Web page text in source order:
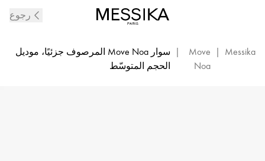
المرصع
رجوع
Messika
|
Move
Noa
|
سوار Move Noa المرصوف جزئيًا، موديل
الحجم المتوسّط